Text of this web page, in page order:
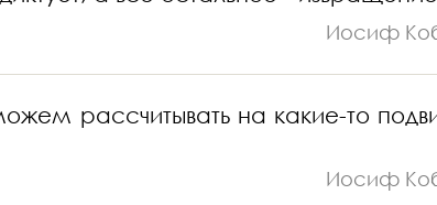
Иосиф
рассчитывать на какие-то
Иосиф